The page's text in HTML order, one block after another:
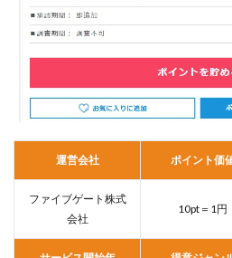
運営会社 ポイント価
ファイブゲート株式
会社
10pt＝1円